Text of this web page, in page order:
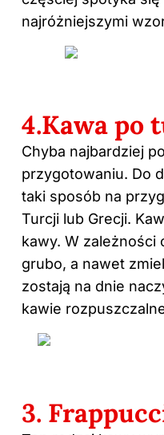
najróżniejszymi
4.Kawa po
Chyba najbardziej
przygotowaniu. Do
taki sposób na
Turcji lub Grecji.
kawy. W zależności
grubo, a nawet
zostają na dnie
kawie
3.